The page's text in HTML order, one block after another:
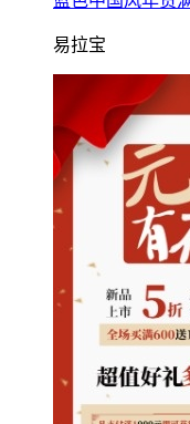
易拉宝